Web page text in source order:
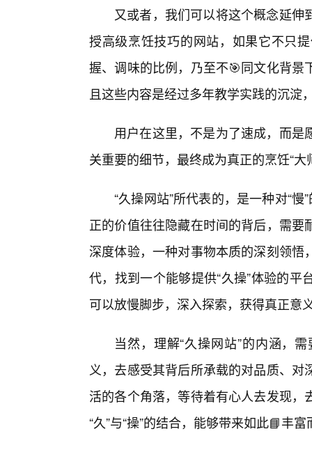
又或者，我们可以将这个概念延
授高级烹饪技巧的网站，如果它不只
握、调味的比例，乃至不🎯同文化背
且这些内容是经过多年教学实践的沉淀
用户在这里，不是为了速成，而
关重要的细节，最终成为真正的烹饪“大
“久操网站”所代表的，是一种对“
正的价值往往隐藏在时间的背后，需
深度体验，一种对事物本质的深刻领
代，找到一个能够提供“久操”体验的
可以放慢脚步，深入探索，获得真正意
当然，理解“久操网站”的内涵，
义，去感受其背后所承载的对品质、
活的各个角落，等待着有心人去发现
“久”与“操”的结合，能够带来如此📘丰